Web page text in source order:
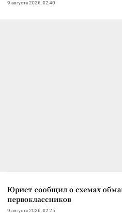
9 августа 2026, 02:40
Юрист сообщил о схемах
первоклассников
9 августа 2026, 02:25